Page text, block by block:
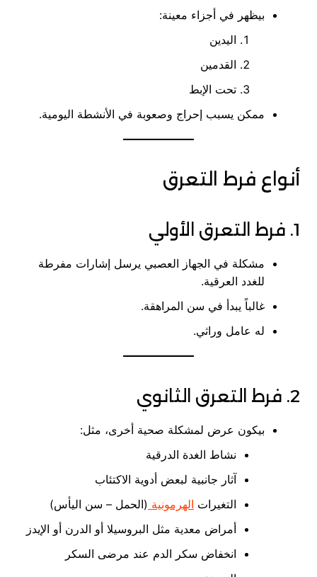
بيظهر في أجزاء معينة:
اليدين
القدمين
تحت الإبط
ممكن يسبب إحراج وصعوبة في الأنشطة اليومية.
أنواع فرط التعرق
1. فرط التعرق الأولي
مشكلة في الجهاز العصبي يرسل إشارات مفرطة
للغدد العرقية.
غالباً يبدأ في سن المراهقة.
له عامل وراثي.
2. فرط التعرق الثانوي
بيكون عرض لمشكلة صحية أخرى، مثل:
نشاط الغدة الدرقية
آثار جانبية لبعض أدوية الاكتئاب
التغيرات الهرمونية (الحمل – سن اليأس)
أمراض معدية مثل البروسيلا أو الدرن أو الإيدز
انخفاض سكر الدم عند مرضى السكر